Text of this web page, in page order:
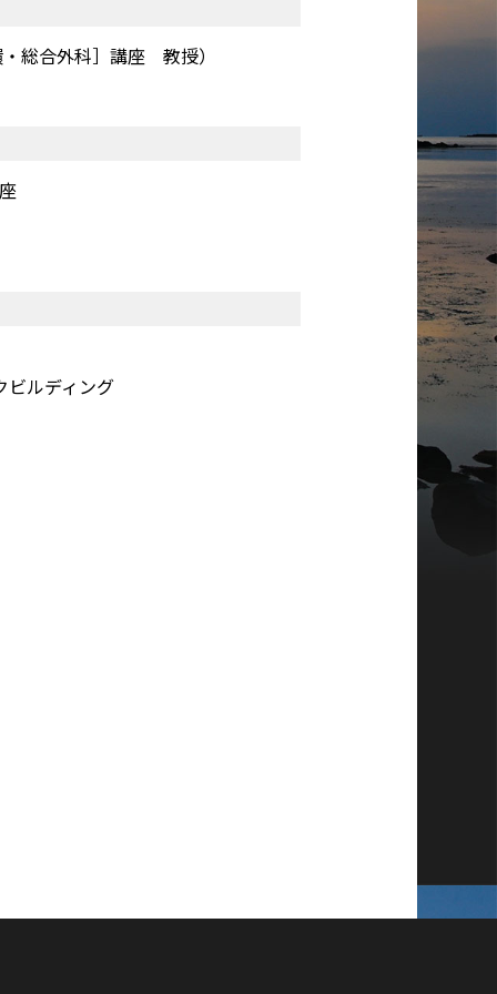
総合外科］講座 教授）
ルディング